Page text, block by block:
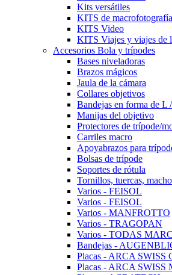
Kits versátiles
KITS de macrofotografía
KITS Video
KITS Viajes y viajes de
Accesorios Bola y trípodes
Bases niveladoras
Brazos mágicos
Jaula de la cámara
Collares objetivos
Bandejas en forma de L
Manijas del objetivo
Protectores de trípode/
Carriles macro
Apoyabrazos para
Bolsas de trípode
Soportes de rótula
Tornillos, tuercas,
Varios - FEISOL
Varios - FEISOL
Varios - MANFROTTO
Varios - TRAGOPAN
Varios - TODAS
Bandejas -
Placas - ARCA SWISS
Placas - ARCA SWISS